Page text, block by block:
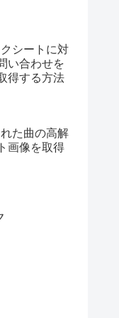
シートに対
い合わせを
得する方法
た曲の高解
画像を取得